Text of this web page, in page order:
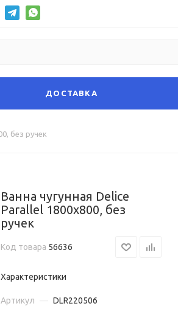
ДОСТАВКА
без ручек
Ванна чугунная Delice
Parallel 1800х800, без
ручек
Код товара 56636
Характеристики
Артикул
DLR220506